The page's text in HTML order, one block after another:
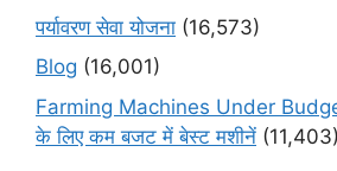
पर्यावरण सेवा योजना (16,573)
Blog (16,001)
Farming Machines Under
के लिए कम बजट में बेस्ट मशीनें (11,403)